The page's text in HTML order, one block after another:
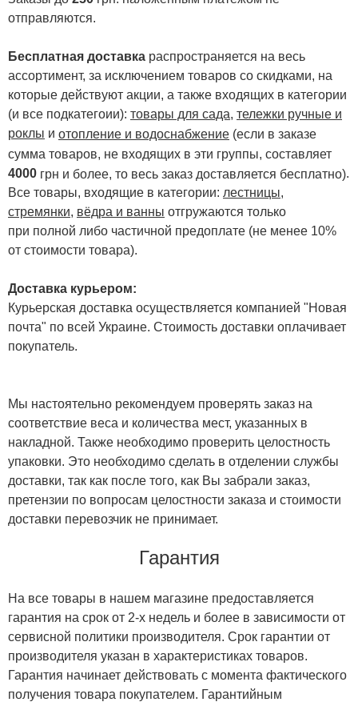
отправляются.
Бесплатная доставка распространяется на весь
ассортимент, за исключением товаров со скидками, на
которые действуют акции, а также входящих в категории
(и все подкатегоии): товары для сада, тележки ручные и
роклы и отопление и водоснабжение (если в заказе
сумма товаров, не входящих в эти группы, составляет
4000 грн и более, то весь заказ доставляется бесплатно).
Все товары, входящие в категории: лестницы,
стремянки, вёдра и ванны отгружаются только
при полной либо частичной предоплате (не менее 10%
от стоимости товара).
Доставка курьером:
Курьерская доставка осуществляется компанией "Новая
почта" по всей Украине. Стоимость доставки оплачивает
покупатель.
Мы настоятельно рекомендуем проверять заказ на
соответствие веса и количества мест, указанных в
накладной. Также необходимо проверить целостность
упаковки. Это необходимо сделать в отделении службы
доставки, так как после того, как Вы забрали заказ,
претензии по вопросам целостности заказа и стоимости
доставки перевозчик не принимает.
Гарантия
На все товары в нашем магазине предоставляется
гарантия на срок от 2-х недель и более в зависимости от
сервисной политики производителя. Срок гарантии от
производителя указан в характеристиках товаров.
Гарантия начинает действовать с момента фактического
получения товара покупателем. Гарантийным